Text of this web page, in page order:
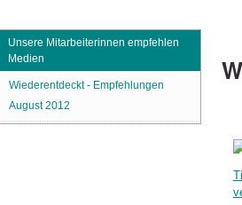
Unsere Mitarbeiterinnen empfehlen
Medien
Wiederentdeckt - Empfehlungen
August 2012